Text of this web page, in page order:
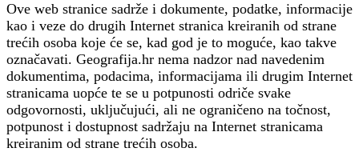
Ove web stranice sadrže i dokumente, podatke, informacije
kao i veze do drugih Internet stranica kreiranih od strane
trećih osoba koje će se, kad god je to moguće, kao takve
označavati. Geografija.hr nema nadzor nad navedenim
dokumentima, podacima, informacijama ili drugim Internet
stranicama uopće te se u potpunosti odriče svake
odgovornosti, uključujući, ali ne ograničeno na točnost,
potpunost i dostupnost sadržaju na Internet stranicama
kreiranim od strane trećih osoba.